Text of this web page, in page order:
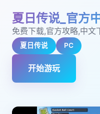
夏日传说_官方
免费下载,官方攻略,中文
夏日传说 PC
开始游玩